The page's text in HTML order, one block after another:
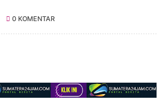
0 KOMENTAR